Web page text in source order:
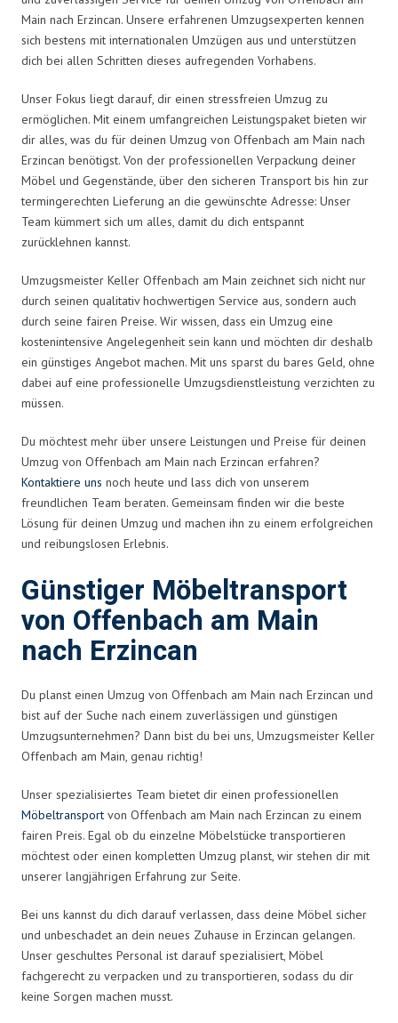
Main nach Erzincan. Unsere erfahrenen Umzugsexperten kennen
sich bestens mit internationalen Umzügen aus und unterstützen
dich bei allen Schritten dieses aufregenden Vorhabens.
Unser Fokus liegt darauf, dir einen stressfreien Umzug zu
ermöglichen. Mit einem umfangreichen Leistungspaket bieten wir
dir alles, was du für deinen Umzug von Offenbach am Main nach
Erzincan benötigst. Von der professionellen Verpackung deiner
Möbel und Gegenstände, über den sicheren Transport bis hin zur
termingerechten Lieferung an die gewünschte Adresse: Unser
Team kümmert sich um alles, damit du dich entspannt
zurücklehnen kannst.
Umzugsmeister Keller Offenbach am Main zeichnet sich nicht nur
durch seinen qualitativ hochwertigen Service aus, sondern auch
durch seine fairen Preise. Wir wissen, dass ein Umzug eine
kostenintensive Angelegenheit sein kann und möchten dir deshalb
ein günstiges Angebot machen. Mit uns sparst du bares Geld, ohne
dabei auf eine professionelle Umzugsdienstleistung verzichten zu
müssen.
Du möchtest mehr über unsere Leistungen und Preise für deinen
Umzug von Offenbach am Main nach Erzincan erfahren?
Kontaktiere uns noch heute und lass dich von unserem
freundlichen Team beraten. Gemeinsam finden wir die beste
Lösung für deinen Umzug und machen ihn zu einem erfolgreichen
und reibungslosen Erlebnis.
Günstiger Möbeltransport
von Offenbach am Main
nach Erzincan
Du planst einen Umzug von Offenbach am Main nach Erzincan und
bist auf der Suche nach einem zuverlässigen und günstigen
Umzugsunternehmen? Dann bist du bei uns, Umzugsmeister Keller
Offenbach am Main, genau richtig!
Unser spezialisiertes Team bietet dir einen professionellen
Möbeltransport von Offenbach am Main nach Erzincan zu einem
fairen Preis. Egal ob du einzelne Möbelstücke transportieren
möchtest oder einen kompletten Umzug planst, wir stehen dir mit
unserer langjährigen Erfahrung zur Seite.
Bei uns kannst du dich darauf verlassen, dass deine Möbel sicher
und unbeschadet an dein neues Zuhause in Erzincan gelangen.
Unser geschultes Personal ist darauf spezialisiert, Möbel
fachgerecht zu verpacken und zu transportieren, sodass du dir
keine Sorgen machen musst.